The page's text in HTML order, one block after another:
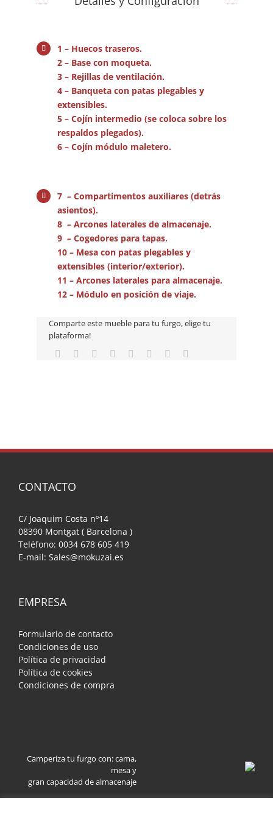
1 – Huecos traseros.
2 – Base con moqueta.
3 – Rejillas de ventilación.
4 – Banqueta con patas plegables y
extensibles.
5 – Cojín intermedio (se coloca sobre los
respaldos plegados).
6 – Cojín módulo maletero.
7 – Compartimentos auxiliares (detrás
asientos).
8 – Arcones laterales de almacenaje.
9 – Cogedores para tapas.
10 – Mesa con patas plegables y
extensibles (interior/exterior).
11 – Arcones laterales para almacenaje.
12 – Módulo en posición de viaje.
Comparte este mueble para tu furgo, elige tu
plataforma!
CONTACTO
C/ Joaquim Costa nº14
08390 Montgat ( Barcelona )
Teléfono: 0034 678 605 419
E-mail: Sales@mokuzai.es
EMPRESA
Formulario de contacto
Condiciones de uso
Política de privacidad
Política de cookies
Condiciones de compra
Camperiza tu furgo con: cama,
mesa y
gran capacidad de almacenaje